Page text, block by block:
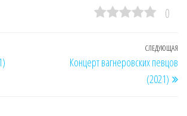
0
СЛЕДУЮЩАЯ
Концерт вагнеровских певцов
(2021)